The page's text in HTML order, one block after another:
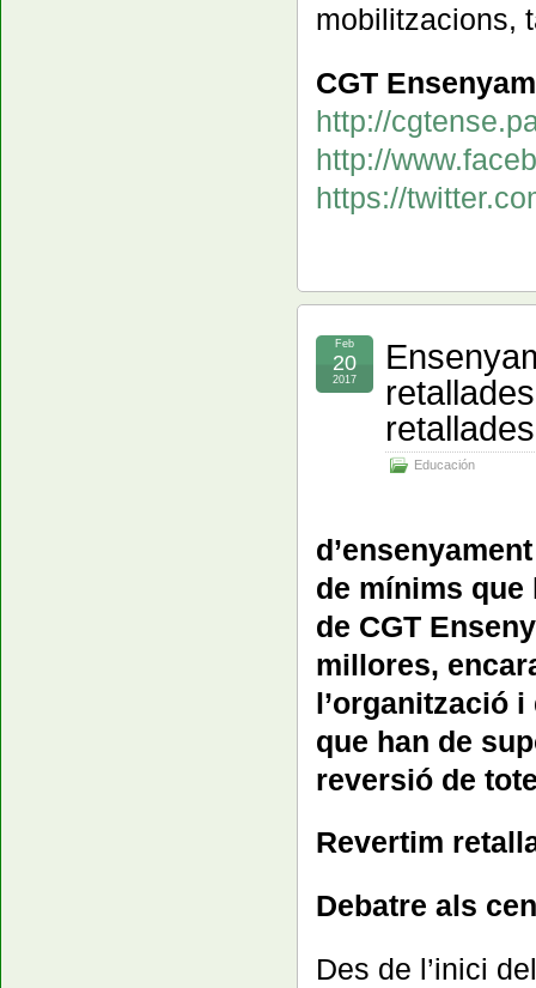
mobilitzacions,
CGT
http://
http://
https://
Educación
Feb
20
2017
de mínims que
de CGT
millores,
l’organització
que han de
reversió de
Revertim
Debatre als
Des de l’inici